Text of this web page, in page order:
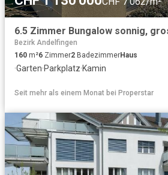
6.5 Zimmer Bungalow sonnig,
Bezirk Andelfingen
160 m²6 Zimmer2 BadezimmerHaus
·Garten·Parkplatz·Kamin
Seit mehr als einem Monat bei Properstar